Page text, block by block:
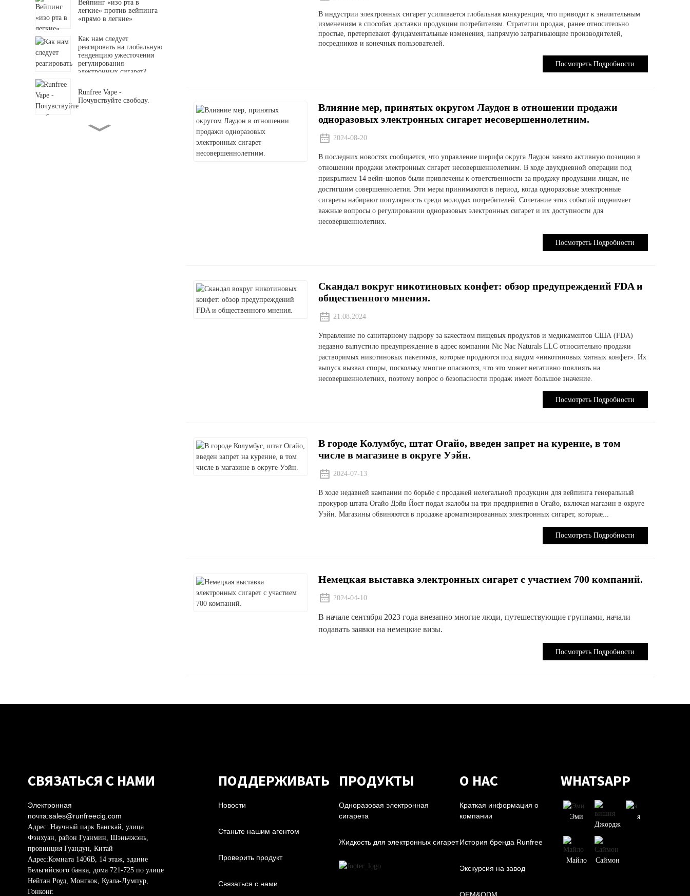
Вейпинг «изо рта в
легкие» против вейпинга
«прямо в легкие»
Как нам следует
реагировать на глобальную
тенденцию ужесточения
регулирования
электронных сигарет?
Runfree Vape -
Почувствуйте свободу.
Изменение структуры
В индустрии электронных сигарет усиливается глобальная конкуренция, что приводит к значительным
изменениям в способах доставки продукции потребителям. Стратегии продаж, ранее относительно
простые, претерпевают фундаментальные изменения, напрямую затрагивающие производителей,
посредников и конечных пользователей.
Посмотреть Подробности
Влияние мер, принятых округом Лаудон в отношении продажи
одноразовых электронных сигарет несовершеннолетним.
2024-08-20
В последних новостях сообщается, что управление шерифа округа Лаудон заняло активную позицию в
отношении продажи электронных сигарет несовершеннолетним. В ходе двухдневной операции под
прикрытием 14 вейп-шопов были привлечены к ответственности за продажу продукции лицам, не
достигшим совершеннолетия. Эти меры принимаются в период, когда одноразовые электронные
сигареты набирают популярность среди молодых потребителей. Сочетание этих событий поднимает
важные вопросы о регулировании одноразовых электронных сигарет и их доступности для
несовершеннолетних.
Посмотреть Подробности
Скандал вокруг никотиновых конфет: обзор предупреждений FDA и
общественного мнения.
21.08.2024
Управление по санитарному надзору за качеством пищевых продуктов и медикаментов США (FDA)
недавно выпустило предупреждение в адрес компании Nic Nac Naturals LLC относительно продажи
растворимых никотиновых пакетиков, которые продаются под видом «никотиновых мятных конфет». Их
выпуск вызвал споры, поскольку многие опасаются, что это может негативно повлиять на
несовершеннолетних, поэтому вопрос о безопасности продаж имеет большое значение.
Посмотреть Подробности
В городе Колумбус, штат Огайо, введен запрет на курение, в том
числе в магазине в округе Уэйн.
2024-07-13
В ходе недавней кампании по борьбе с продажей нелегальной продукции для вейпинга генеральный
прокурор штата Огайо Дэйв Йост подал жалобы на три предприятия в Огайо, включая магазин в округе
Уэйн. Магазины обвиняются в продаже ароматизированных электронных сигарет, которые...
Посмотреть Подробности
Немецкая выставка электронных сигарет с участием 700 компаний.
2024-04-10
В начале сентября 2023 года внезапно многие люди, путешествующие группами, начали
подавать заявки на немецкие визы.
Посмотреть Подробности
СВЯЗАТЬСЯ С НАМИ
Электронная
почта:sales@runfreecig.com
Адрес: Научный парк Бангкай, улица
Фэнхуан, район Гуанмин, Шэньчжэнь,
провинция Гуандун, Китай
Адрес:Комната 1406B, 14 этаж, здание
Бельгийского банка, дома 721-725 по улице
Нейтан Роуд, Монгкок, Куала-Лумпур,
Гонконг.
ПОДДЕРЖИВАТЬ
Новости
Станьте нашим агентом
Проверить продукт
Связаться с нами
ПРОДУКТЫ
Одноразовая электронная
сигарета
Жидкость для электронных сигарет
О НАС
Краткая информация о
компании
История бренда Runfree
Экскурсия на завод
OEM&ODM
WHATSAPP
Эми
Джордж
я
Майло Саймон